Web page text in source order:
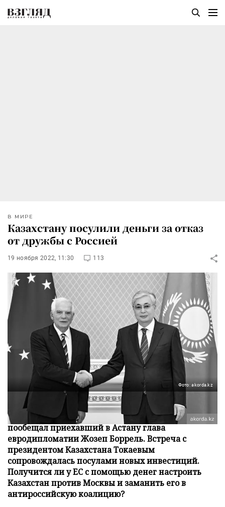
В МИРЕ
Казахстану посулили деньги за отказ
от дружбы с Россией
19 ноября 2022, 11:30 113
Фото: akorda.kz
ЕС возместит Казахстану ущерб, который ему
нанесли антироссийские санкции Евросоюза. Это
пообещал приехавший в Астану глава
евродипломатии Жозеп Боррель. Встреча с
президентом Казахстана Токаевым
сопровождалась посулами новых инвестиций.
Получится ли у ЕС с помощью денег настроить
Казахстан против Москвы и заманить его в
антироссийскую коалицию?